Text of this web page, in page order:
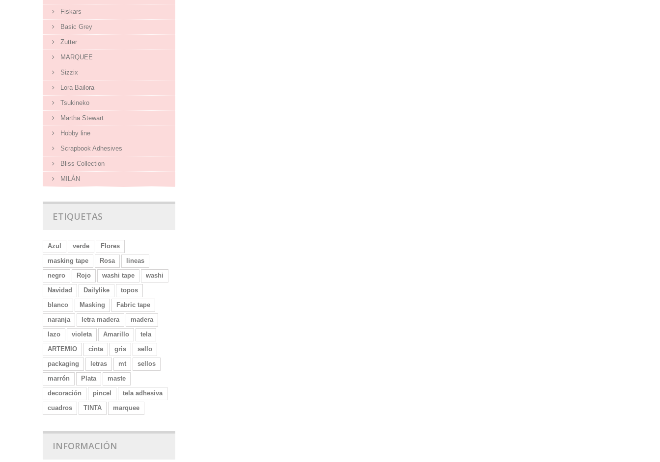
Fiskars
Basic Grey
Zutter
MARQUEE
Sizzix
Lora Bailora
Tsukineko
Martha Stewart
Hobby line
Scrapbook Adhesives
Bliss Collection
MILÁN
ETIQUETAS
Azul verde
Flores
masking tape
Rosa
lineas
negro
Rojo washi tape
washi
Navidad
Dailylike
topos
blanco
Masking
Fabric tape
naranja
letra madera
madera
lazo
violeta Amarillo
tela
ARTEMIO
cinta gris
sello
packaging
letras mt
sellos
marrón
Plata
maste
decoración
pincel
tela adhesiva
cuadros
TINTA marquee
INFORMACIÓN